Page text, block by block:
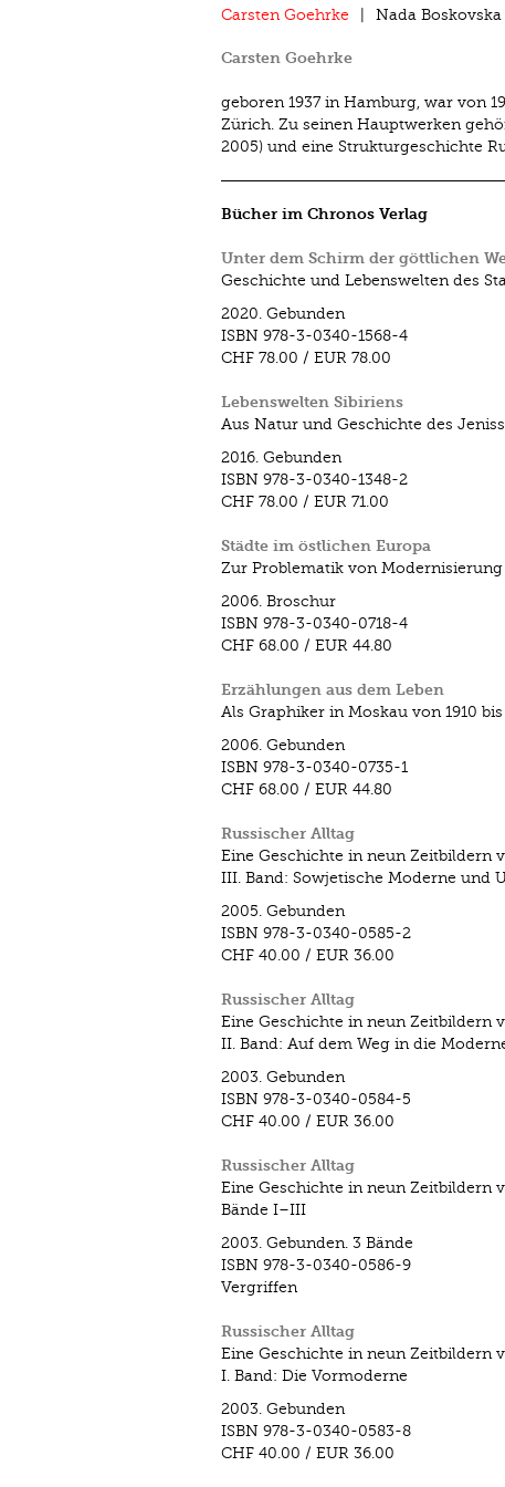
Carsten Goehrke Nada Boskovska
Carsten Goehrke
geboren 1937 in Hamburg, war von
Zürich. Zu seinen Hauptwerken
2005) und eine Strukturgeschichte
Bücher im Chronos Verlag
Unter dem Schirm der göttlichen
Geschichte und Lebenswelten des
2020. Gebunden
ISBN 978-3-0340-1568-4
CHF 78.00 / EUR 78.00
Lebenswelten Sibiriens
Aus Natur und Geschichte des
2016. Gebunden
ISBN 978-3-0340-1348-2
CHF 78.00 / EUR 71.00
Städte im östlichen Europa
Zur Problematik von
2006. Broschur
ISBN 978-3-0340-0718-4
CHF 68.00 / EUR 44.80
Erzählungen aus dem Leben
Als Graphiker in Moskau von 1910 bis
2006. Gebunden
ISBN 978-3-0340-0735-1
CHF 68.00 / EUR 44.80
Russischer Alltag
Eine Geschichte in neun Zeitbildern
III. Band: Sowjetische Moderne und
2005. Gebunden
ISBN 978-3-0340-0585-2
CHF 40.00 / EUR 36.00
Russischer Alltag
Eine Geschichte in neun Zeitbildern
II. Band: Auf dem Weg in die
2003. Gebunden
ISBN 978-3-0340-0584-5
CHF 40.00 / EUR 36.00
Russischer Alltag
Eine Geschichte in neun Zeitbildern
Bände I–III
2003. Gebunden. 3 Bände
ISBN 978-3-0340-0586-9
Vergriffen
Russischer Alltag
Eine Geschichte in neun Zeitbildern
I. Band: Die Vormoderne
2003. Gebunden
ISBN 978-3-0340-0583-8
CHF 40.00 / EUR 36.00